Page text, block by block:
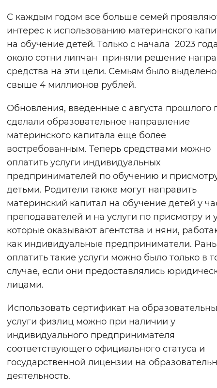
С каждым годом все больше семей
интерес к использованию материнского
на обучение детей. Только с начала 2023
около сотни липчан приняли решение
средства на эти цели. Семьям было выделено
свыше 4 миллионов рублей.
Обновления, введенные с августа прошлого
сделали образовательное направление
материнского капитала еще более
востребованным. Теперь средствами можно
оплатить услуги индивидуальных
предпринимателей по обучению и
детьми. Родители также могут направить
материнский капитал на обучение детей у
преподавателей и на услуги по присмотру и
которые оказывают агентства и няни,
как индивидуальные предприниматели.
оплатить такие услуги можно было только в
случае, если они предоставлялись
лицами.
Использовать сертификат на
услуги физлиц можно при наличии у
индивидуального предпринимателя
соответствующего официального статуса и
государственной лицензии на
деятельность.